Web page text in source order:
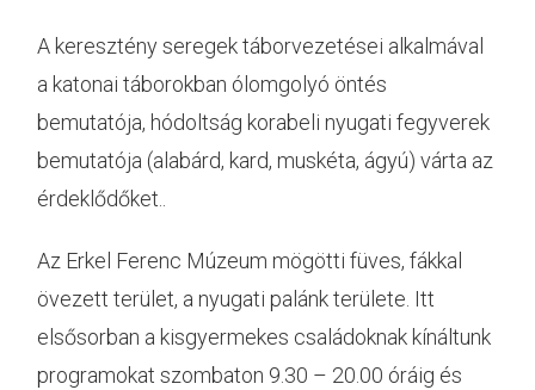
A keresztény seregek táborvezetései alkalmával
a katonai táborokban ólomgolyó öntés
bemutatója, hódoltság korabeli nyugati fegyverek
bemutatója (alabárd, kard, muskéta, ágyú) várta az
érdeklődőket..
Az Erkel Ferenc Múzeum mögötti füves, fákkal
övezett terület, a nyugati palánk területe. Itt
elsősorban a kisgyermekes családoknak kínáltunk
programokat szombaton 9.30 – 20.00 óráig és